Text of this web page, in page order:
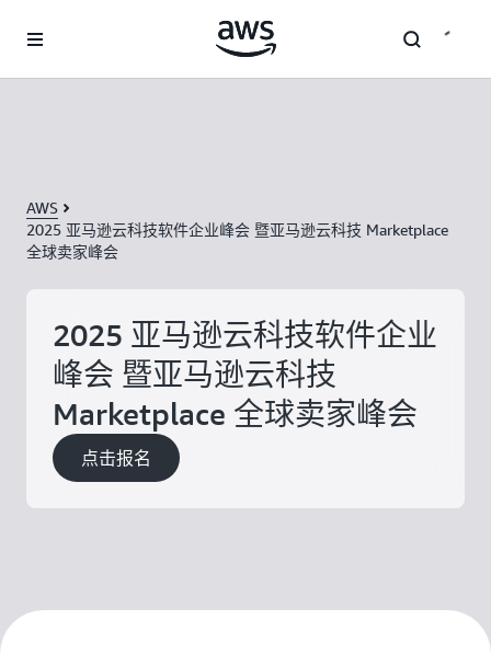
AWS
2025 亚马逊云科技软件企业峰会 暨亚马逊云科技 Marketplace
全球卖家峰会
2025 亚马逊云科技软件企业
峰会 暨亚马逊云科技
Marketplace 全球卖家峰会
点击报名